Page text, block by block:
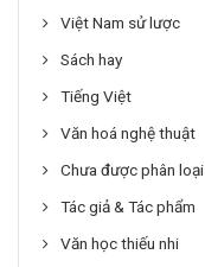
Việt Nam sử lược
Sách hay
Tiếng Việt
Văn hoá nghệ thuật
Chưa được phân loại
Tác giả & Tác phẩm
Văn học thiếu nhi